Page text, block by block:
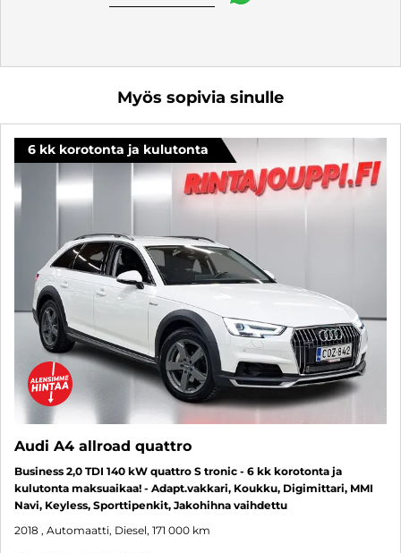
Myös sopivia sinulle
6 kk korotonta ja kulutonta
Audi A4 allroad quattro
Business 2,0 TDI 140 kW quattro S tronic - 6 kk korotonta ja
kulutonta maksuaikaa! - Adapt.vakkari, Koukku, Digimittari, MMI
Navi, Keyless, Sporttipenkit, Jakohihna vaihdettu
2018 , Automaatti, Diesel, 171 000 km